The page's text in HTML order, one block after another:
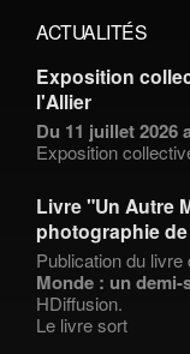
ACTUALITÉS
Exposition
l'Allier
Du 11 juillet 2026
Exposition
Livre "Un Autre
photographie
Publication du livre
Monde : un
HDiffusion.
Le livre sort